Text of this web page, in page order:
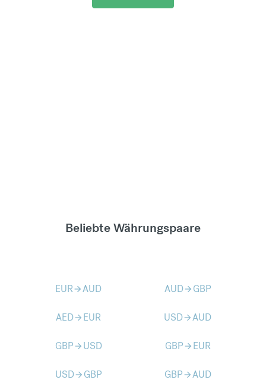
Beliebte Währungspaare
EURarrow_forwardAUD AUDarrow_forward GBP
AEDarrow_forward EUR USDarrow_forwardAUD
GBParrow_forward USD GBParrow_forward EUR
USDarrow_forward GBP GBParrow_forwardAUD